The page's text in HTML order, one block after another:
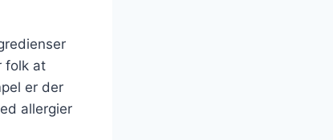
folk at
er der
allergier